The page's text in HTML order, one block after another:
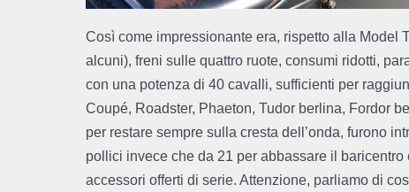
Così come impressionante era, rispetto alla Model
alcuni), freni sulle quattro ruote, consumi ridotti,
con una potenza di 40 cavalli, sufficienti per
Coupé, Roadster, Phaeton, Tudor berlina, Fordor
per restare sempre sulla cresta dell’onda, furono
pollici invece che da 21 per abbassare il
accessori offerti di serie. Attenzione, parliamo di